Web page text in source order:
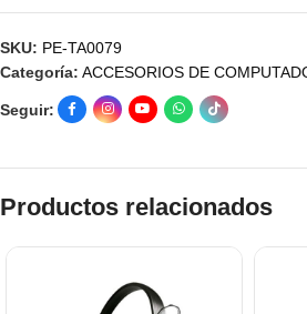
SKU: PE-TA0079
Categoría: ACCESORIOS DE
Seguir:
Productos relacionados